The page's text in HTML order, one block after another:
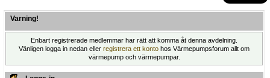
Varning!
Enbart registrerade medlemmar har rätt att komma åt denna avdelning.
Vänligen logga in nedan eller registrera ett konto hos Värmepumpsforum allt om
värmepump och värmepumpar.